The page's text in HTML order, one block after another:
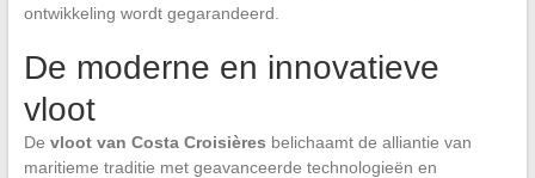
ontwikkeling wordt gegarandeerd.
De moderne en innovatieve
vloot
De vloot van Costa Croisières belichaamt de alliantie van
maritieme traditie met geavanceerde technologieën en